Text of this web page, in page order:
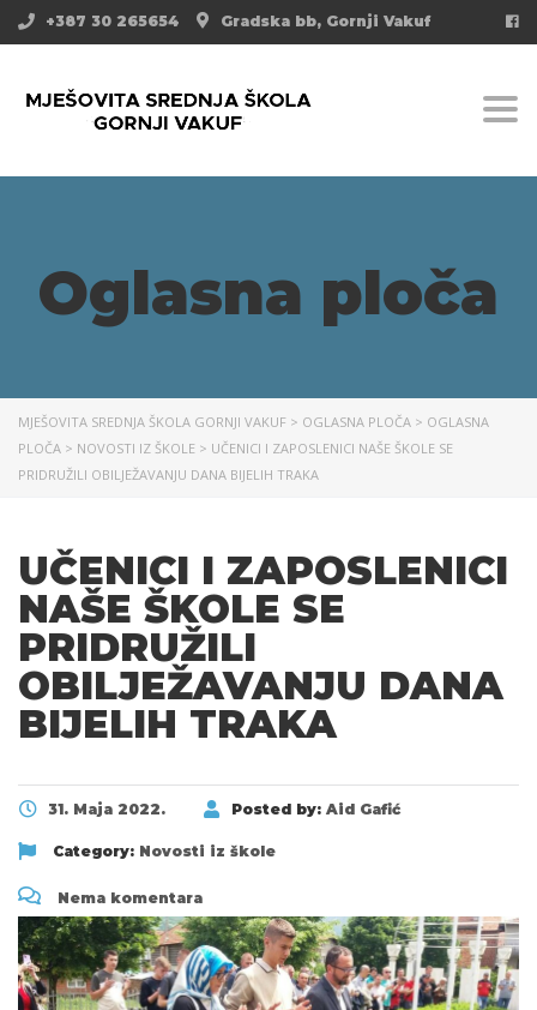
Gradska bb, Gornji Vakuf
+387 30 265654
Oglasna ploča
MJEŠOVITA SREDNJA ŠKOLA GORNJI VAKUF > OGLASNA PLOČA > OGLASNA
PLOČA > NOVOSTI IZ ŠKOLE > UČENICI I ZAPOSLENICI NAŠE ŠKOLE SE
PRIDRUŽILI OBILJEŽAVANJU DANA BIJELIH TRAKA
UČENICI I ZAPOSLENICI
NAŠE ŠKOLE SE
PRIDRUŽILI
OBILJEŽAVANJU DANA
BIJELIH TRAKA
31. Maja 2022. Posted by: Aid Gafić
Category: Novosti iz škole
Nema komentara